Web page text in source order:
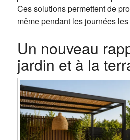
Ces solutions permettent de
même pendant les journées
Un nouveau
jardin et à la